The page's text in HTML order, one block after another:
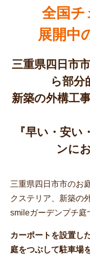
全国チ
展開中
三重県四日市
ら部分
新築の外構工
『早い・安
ンに
三重県四日市市のお
クステリア、新築の
smileガーデンプチ庭
カーポートを設置し
庭をつぶして駐車場